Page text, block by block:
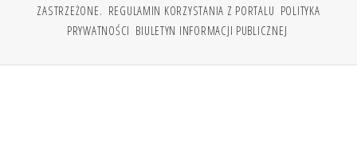
ZASTRZEŻONE. REGULAMIN KORZYSTANIA Z PORTALU POLITYKA
PRYWATNOŚCI BIULETYN INFORMACJI PUBLICZNEJ